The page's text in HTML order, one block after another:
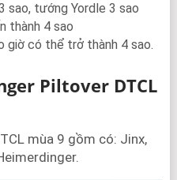
sao, tướng Yordle 3 sao
thành 4 sao
giờ có thể trở thành 4 sao.
Piltover DTCL
mùa 9 gồm có: Jinx,